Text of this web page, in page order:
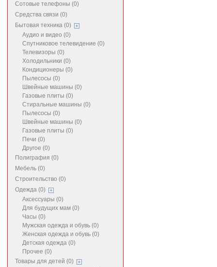
Сотовые телефоны (0)
Средства связи (0)
Бытовая техника (0)
Аудио и видео (0)
Спутниковое телевидение (0)
Телевизоры (0)
Холодильники (0)
Кондиционеры (0)
Пылесосы (0)
Швейные машины (0)
Газовые плиты (0)
Стиральные машины (0)
Пылесосы (0)
Швейные машины (0)
Газовые плиты (0)
Печи (0)
Другое (0)
Полиграфия (0)
Мебель (0)
Строительство (0)
Одежда (0)
Аксессуары (0)
Для будущих мам (0)
Часы (0)
Мужская одежда и обувь (0)
Женская одежда и обувь (0)
Детская одежда (0)
Прочее (0)
Товары для детей (0)